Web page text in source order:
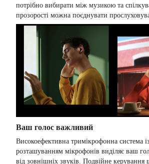
потрібно вибирати між музикою та
прозорості можна поєднувати
Ваш голос важливий
Високоефективна тримікрофонна система
розташуванням мікрофонів виділяє ваш
від зовнішніх звуків. Подвійне